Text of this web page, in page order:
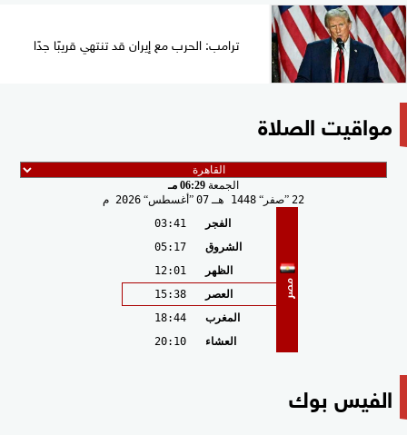
ترامب: الحرب مع إيران قد تنتهي قريبًا جدًا
مواقيت الصلاة
الجمعة 06:29 مـ
22
صفر 1448 هـ 07 أغسطس 2026 م
مصر
الفجر
03:41
الشروق
05:17
الظهر
12:01
العصر
15:38
المغرب
18:44
العشاء
20:10
الفيس بوك